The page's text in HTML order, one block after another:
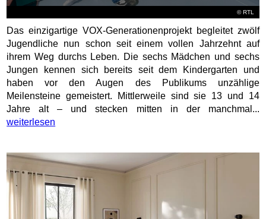
©RTL
Das einzigartige VOX-Generationenprojekt begleitet zwölf
Jugendliche nun schon seit einem vollen Jahrzehnt auf
ihrem Weg durchs Leben. Die sechs Mädchen und sechs
Jungen kennen sich bereits seit dem Kindergarten und
haben vor den Augen des Publikums unzählige
Meilensteine gemeistert. Mittlerweile sind sie 13 und 14
Jahre alt – und stecken mitten in der manchmal...
weiterlesen